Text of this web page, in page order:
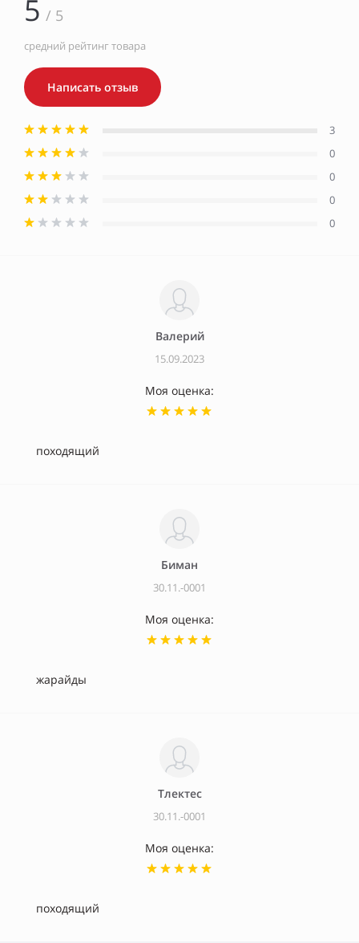
5 / 5
средний рейтинг товара
Написать отзыв
3
0
0
0
0
Валерий
15.09.2023
Моя оценка:
походящий
Биман
30.11.-0001
Моя оценка:
жарайды
Тлектес
30.11.-0001
Моя оценка:
походящий